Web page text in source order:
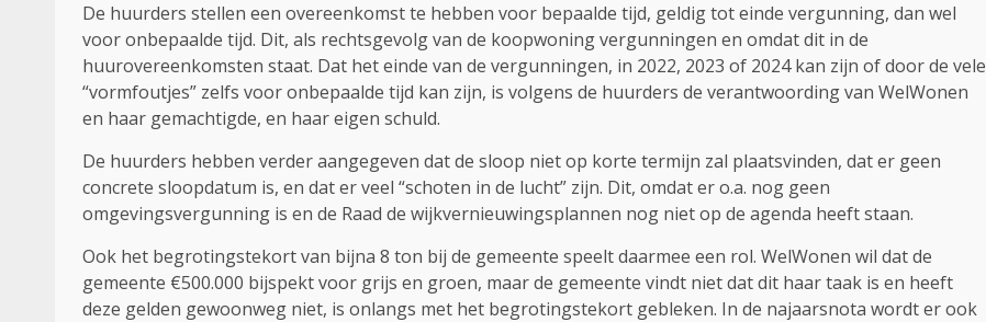
De huurders stellen een overeenkomst te hebben voor bepaalde tijd, geldig tot einde vergunning, dan wel
voor onbepaalde tijd. Dit, als rechtsgevolg van de koopwoning vergunningen en omdat dit in de
huurovereenkomsten staat. Dat het einde van de vergunningen, in 2022, 2023 of 2024 kan zijn of door de vele
“vormfoutjes” zelfs voor onbepaalde tijd kan zijn, is volgens de huurders de verantwoording van WelWonen
en haar gemachtigde, en haar eigen schuld.
De huurders hebben verder aangegeven dat de sloop niet op korte termijn zal plaatsvinden, dat er geen
concrete sloopdatum is, en dat er veel “schoten in de lucht” zijn. Dit, omdat er o.a. nog geen
omgevingsvergunning is en de Raad de wijkvernieuwingsplannen nog niet op de agenda heeft staan.
Ook het begrotingstekort van bijna 8 ton bij de gemeente speelt daarmee een rol. WelWonen wil dat de
gemeente €500.000 bijspekt voor grijs en groen, maar de gemeente vindt niet dat dit haar taak is en heeft
deze gelden gewoonweg niet, is onlangs met het begrotingstekort gebleken. In de najaarsnota wordt er ook